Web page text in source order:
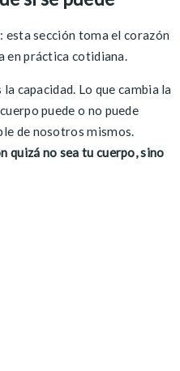
esta sección toma el corazón
en práctica cotidiana.
capacidad. Lo que cambia la
puede o no puede
de nosotros mismos.
quizá no sea tu cuerpo, sino